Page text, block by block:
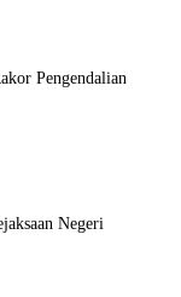
Pengendalian
Negeri